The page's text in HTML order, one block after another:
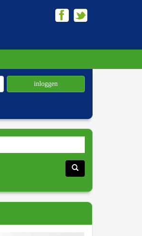
inloggen